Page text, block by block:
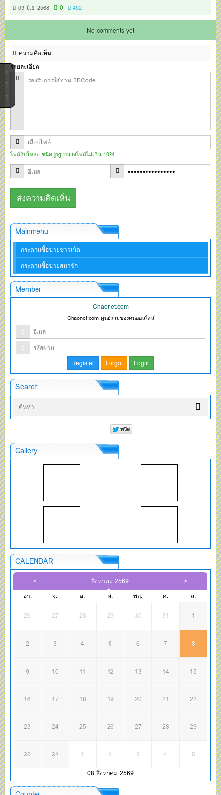
09 มิ.ย. 2568 0 452
No comments yet
ความคิดเห็น
รายละเอียด
ไฟล์อัปโหลด ชนิด jpg ขนาดไฟล์ไม่เกิน 1024
Mainmenu
กระดานซื้อขายชาวเน็ต
กระดานซื้อขายสมาชิก
Member
Chaonet.com
Chaonet.com ศูนย์รวมของคนออนไลน์
Search
Gallery
CALENDAR
สิงหาคม 2569
อา.
จ. อ. พ. พฤ. ศ. ส.
26 27 28 29 30 31 1
2 3 4 5 6 7 8
9 10 11 12 13 14 15
16 17 18 19 20 21 22
23 24 25 26 27 28 29
30 31 1 2 3 4
5
08 สิงหาคม 2569